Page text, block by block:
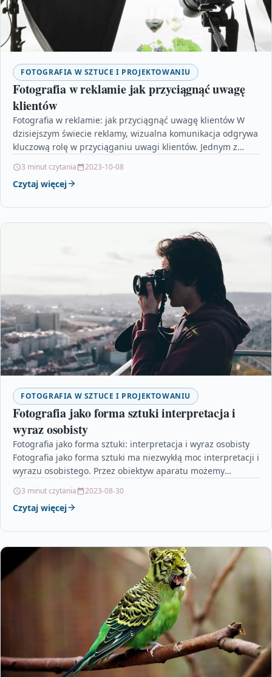
FOTOGRAFIA W SZTUCE I PROJEKTOWANIU
Fotografia w reklamie jak przyciągnąć uwagę
klientów
Fotografia w reklamie: jak przyciągnąć uwagę klientów W
dzisiejszym świecie reklamy, wizualna komunikacja odgrywa
kluczową rolę w przyciąganiu uwagi klientów. Jednym z
3 minut czytania 2023-10-08
Czytaj więcej
FOTOGRAFIA W SZTUCE I PROJEKTOWANIU
Fotografia jako forma sztuki interpretacja i
wyraz osobisty
Fotografia jako forma sztuki: interpretacja i wyraz osobisty
Fotografia jako forma sztuki ma niezwykłą moc interpretacji i
wyrazu osobistego. Przez obiektyw aparatu możemy
3 minut czytania 2023-08-30
Czytaj więcej